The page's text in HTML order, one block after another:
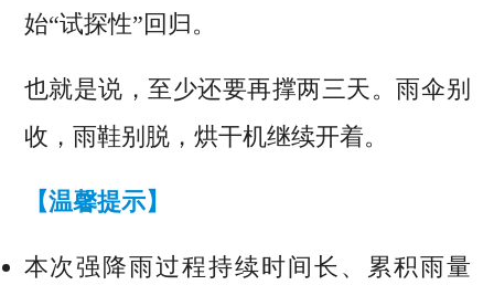
始“试探性”回归。
也就是说，至少还要再撑两三天。雨伞别
收，雨鞋别脱，烘干机继续开着。
【温馨提示】
本次强降雨过程持续时间长、 累积雨量